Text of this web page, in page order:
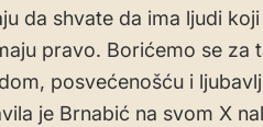
da shvate da ima ljudi
pravo. Borićemo se za
posvećenošću i
je Brnabić na svom X